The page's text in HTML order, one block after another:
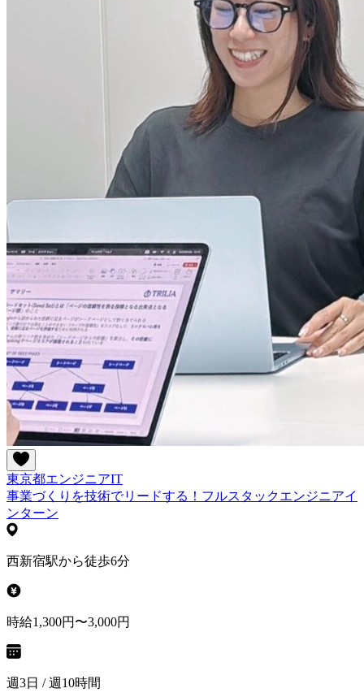
東京都エンジニアIT
事業づくりを技術でリードする！フルスタックエンジニアイ
ンターン
西新宿駅から徒歩6分
時給1,300円〜3,000円
週3日 / 週10時間